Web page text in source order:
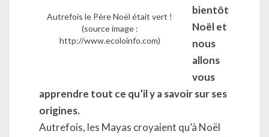
Autrefois le Père Noël était vert !
(source image :
http://www.ecoloinfo.com)
bientôt
Noël et
nous
allons
vous
apprendre tout ce qu’il y a savoir sur ses
origines.
Autrefois, les Mayas croyaient qu’à Noël